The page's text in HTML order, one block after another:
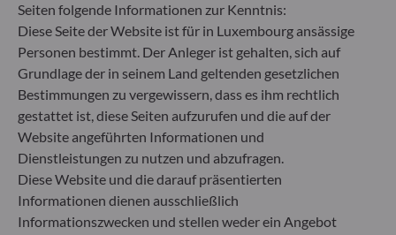
Nachhaltigkeitsinformationen (Sustainable
Finance Disclosure Regulation, SFDR) ist ein
Regelwerk der EU, das darauf abzielt, das
Nachhaltigkeitsprofil von Fonds transparent,
besser vergleichbar und für Endinvestoren besser
verständlich zu machen.
Artikel 6: Das Fondsmanagementteam
berücksichtigt bei der Anlageentscheidung keine
Nachhaltigkeitsrisiken oder nachteiligen
Auswirkungen von Anlageentscheidungen auf
Nachhaltigkeitsfaktoren.
Artikel 8: Das Fondsmanagementteam adressiert
Seiten folgende Informationen zur Kenntnis:
Diese Seite der Website ist für in Luxembourg ansässige
Personen bestimmt. Der Anleger ist gehalten, sich auf
Grundlage der in seinem Land geltenden gesetzlichen
Bestimmungen zu vergewissern, dass es ihm rechtlich
gestattet ist, diese Seiten aufzurufen und die auf der
Website angeführten Informationen und
Dienstleistungen zu nutzen und abzufragen.
Diese Website und die darauf präsentierten
Informationen dienen ausschließlich
Informationszwecken und stellen weder ein Angebot